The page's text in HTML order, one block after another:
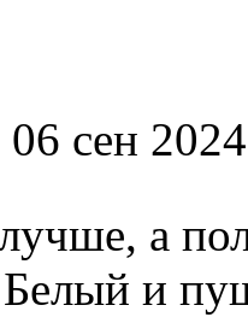
06 сен
а
и